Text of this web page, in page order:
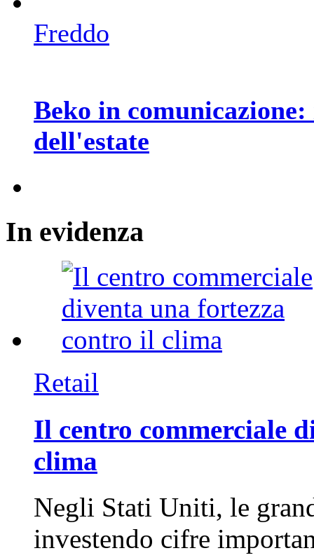
Freddo
Beko in
dell'estate
In evidenza
Retail
Il centro commerciale
clima
Negli Stati Uniti, le
investendo cifre